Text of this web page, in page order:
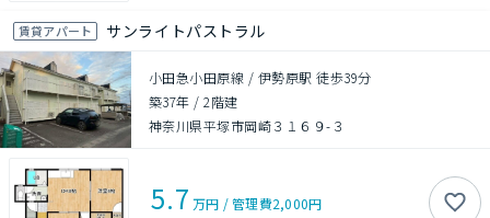
賃貸アパート サンライトパストラル
小田急小田原線 / 伊勢原駅 徒歩39分
築37年 /2階建
神奈川県平塚市岡崎３１６９-３
5.7 万円 /管理費2,000円